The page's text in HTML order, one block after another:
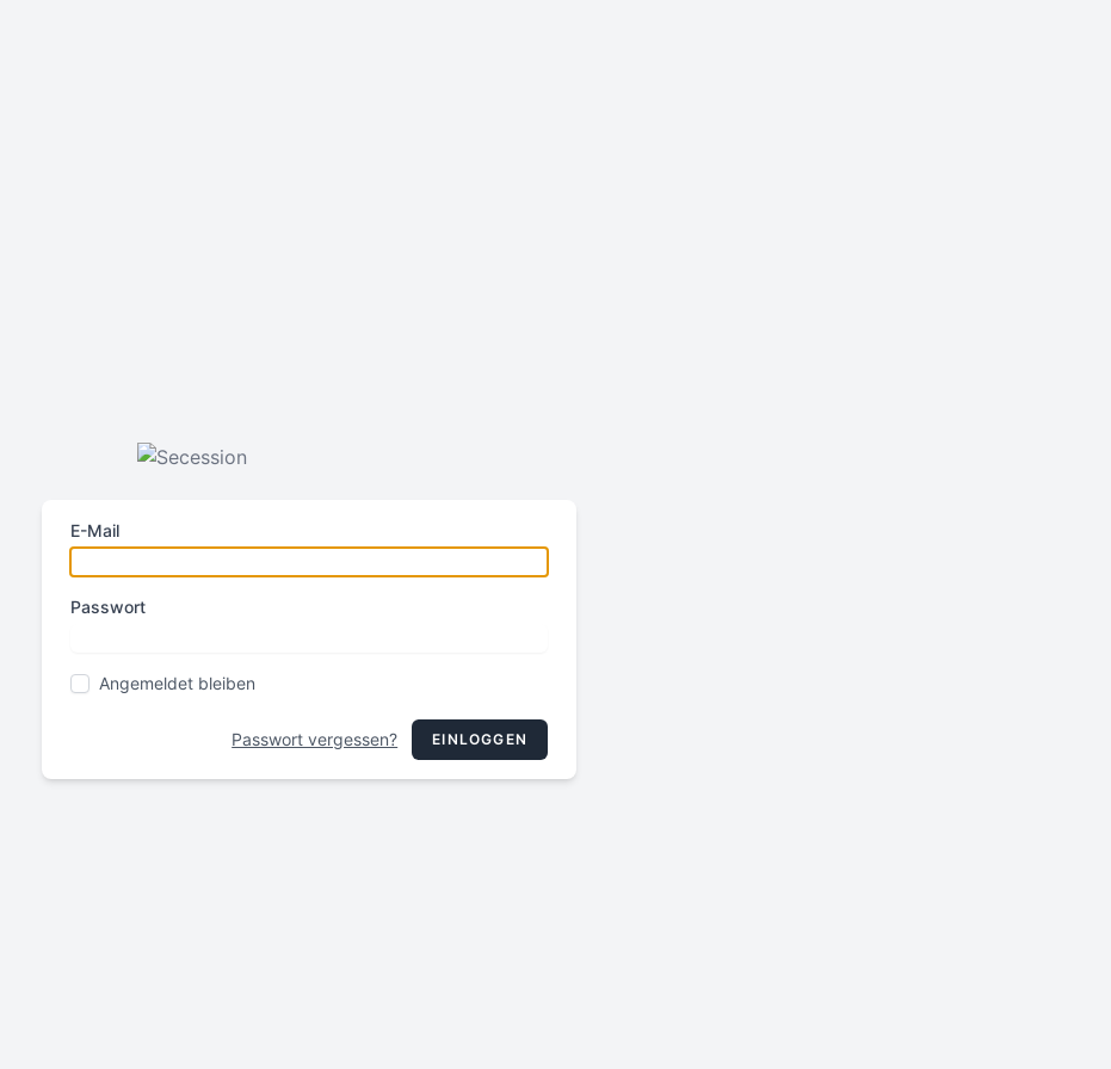
E-Mail
Passwort
Angemeldet bleiben
Passwort vergessen? EINLOGGEN